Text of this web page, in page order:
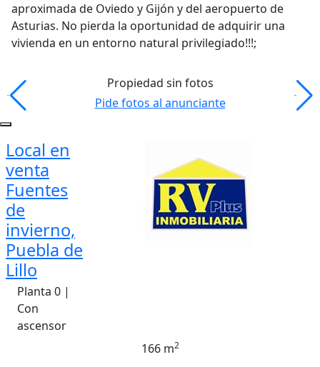
aproximada de Oviedo y Gijón y del aeropuerto de
Asturias. No pierda la oportunidad de adquirir una
vivienda en un entorno natural privilegiado!!!;
Propiedad sin fotos
Pide fotos al anunciante
Local en
venta
Fuentes
de
invierno,
Puebla de
Lillo
Planta 0 |
Con
ascensor
166 m2